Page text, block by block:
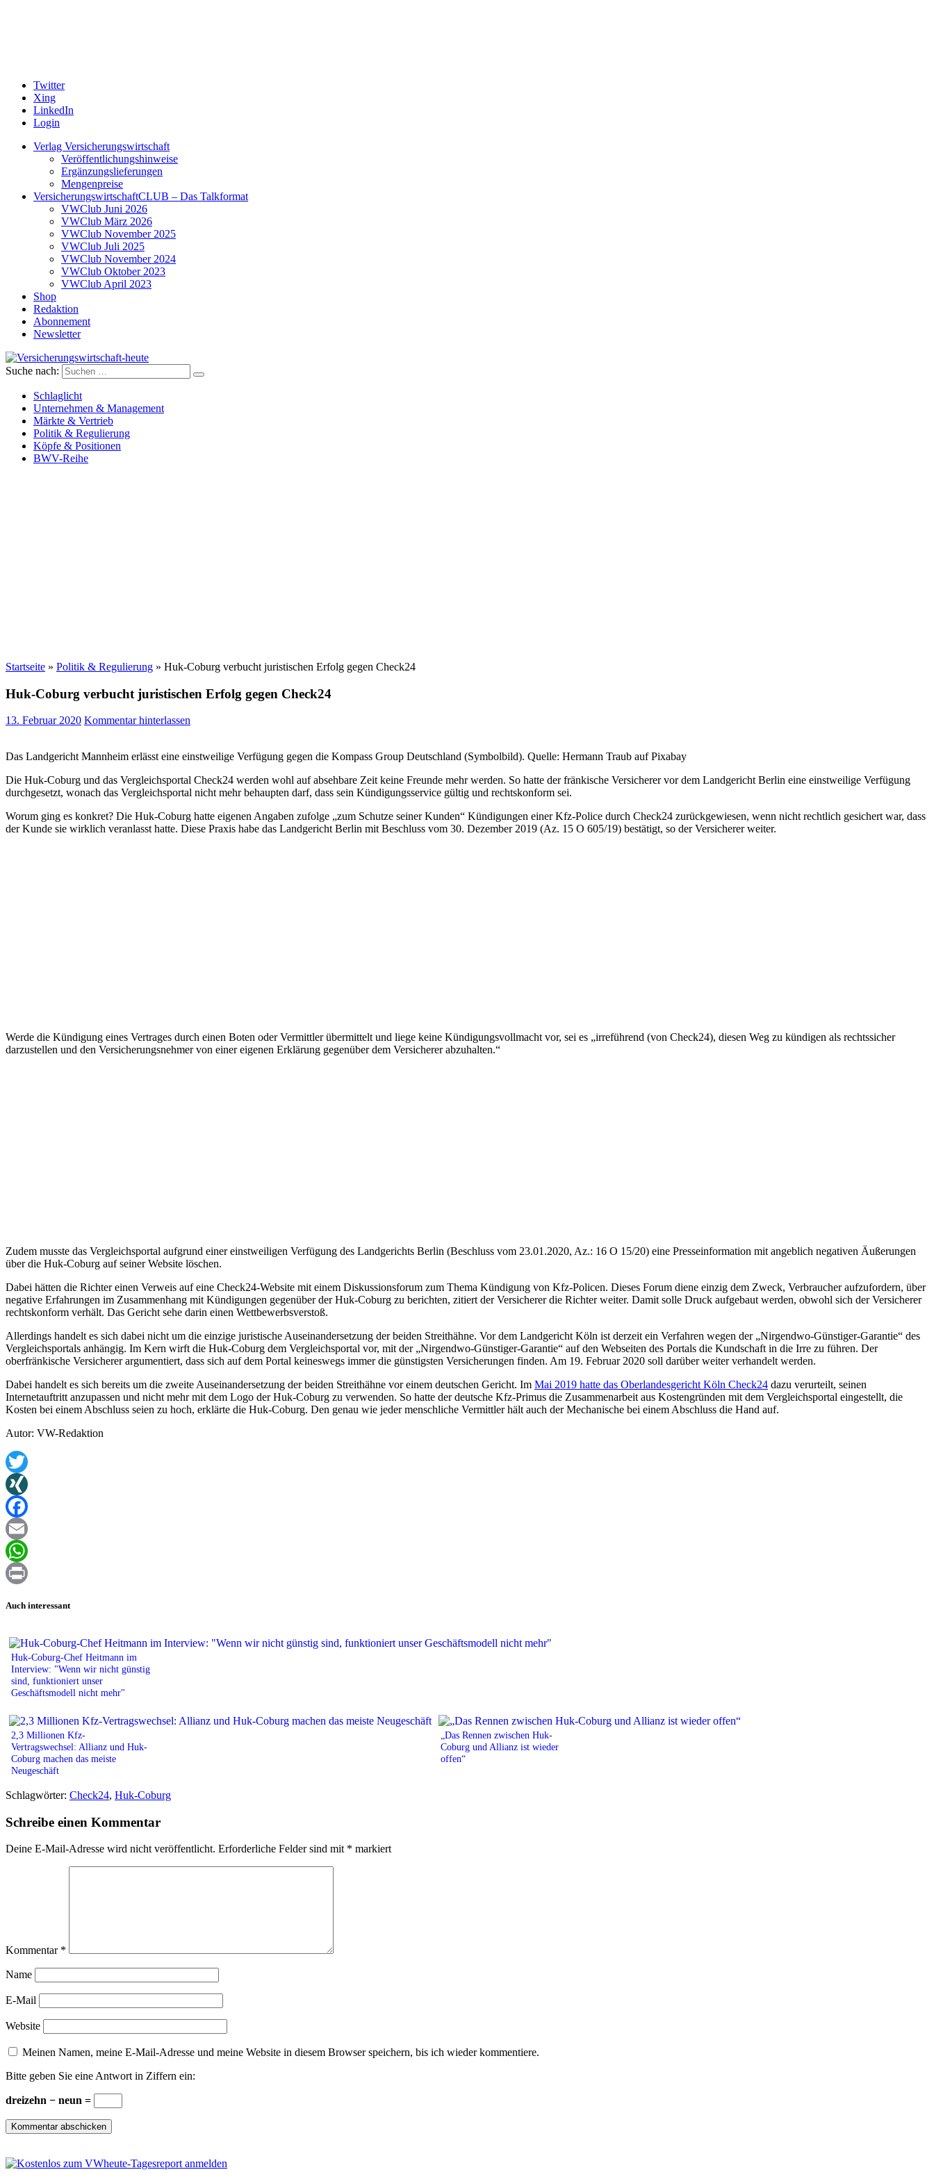
Twitter
Xing
LinkedIn
Login
Verlag Versicherungswirtschaft
Veröffentlichungshinweise
Ergänzungslieferungen
Mengenpreise
VersicherungswirtschaftCLUB – Das Talkformat
VWClub Juni 2026
VWClub März 2026
VWClub November 2025
VWClub Juli 2025
VWClub November 2024
VWClub Oktober 2023
VWClub April 2023
Shop
Redaktion
Abonnement
Newsletter
Versicherungswirtschaft-heute
Suche nach:
Schlaglicht
Unternehmen & Management
Märkte & Vertrieb
Politik & Regulierung
Köpfe & Positionen
BWV-Reihe
Startseite » Politik & Regulierung » Huk-Coburg verbucht juristischen Erfolg gegen Check24
Huk-Coburg verbucht juristischen Erfolg gegen Check24
13. Februar 2020 Kommentar hinterlassen
Das Landgericht Mannheim erlässt eine einstweilige Verfügung gegen die Kompass Group Deutschland (Symbolbild). Quelle: Hermann Traub auf Pixabay
Die Huk-Coburg und das Vergleichsportal Check24 werden wohl auf absehbare Zeit keine Freunde mehr werden. So hatte der fränkische Versicherer vor dem Landgericht Berlin eine einstweilige Verfügung
durchgesetzt, wonach das Vergleichsportal nicht mehr behaupten darf, dass sein Kündigungsservice gültig und rechtskonform sei.
Worum ging es konkret? Die Huk-Coburg hatte eigenen Angaben zufolge „zum Schutze seiner Kunden“ Kündigungen einer Kfz-Police durch Check24 zurückgewiesen, wenn nicht rechtlich gesichert war, dass
der Kunde sie wirklich veranlasst hatte. Diese Praxis habe das Landgericht Berlin mit Beschluss vom 30. Dezember 2019 (Az. 15 O 605/19) bestätigt, so der Versicherer weiter.
Werde die Kündigung eines Vertrages durch einen Boten oder Vermittler übermittelt und liege keine Kündigungsvollmacht vor, sei es „irreführend (von Check24), diesen Weg zu kündigen als rechtssicher
darzustellen und den Versicherungsnehmer von einer eigenen Erklärung gegenüber dem Versicherer abzuhalten.“
Zudem musste das Vergleichsportal aufgrund einer einstweiligen Verfügung des Landgerichts Berlin (Beschluss vom 23.01.2020, Az.: 16 O 15/20) eine Presseinformation mit angeblich negativen Äußerungen
über die Huk-Coburg auf seiner Website löschen.
Dabei hätten die Richter einen Verweis auf eine Check24-Website mit einem Diskussionsforum zum Thema Kündigung von Kfz-Policen. Dieses Forum diene einzig dem Zweck, Verbraucher aufzufordern, über
negative Erfahrungen im Zusammenhang mit Kündigungen gegenüber der Huk-Coburg zu berichten, zitiert der Versicherer die Richter weiter. Damit solle Druck aufgebaut werden, obwohl sich der Versicherer
rechtskonform verhält. Das Gericht sehe darin einen Wettbewerbsverstoß.
Allerdings handelt es sich dabei nicht um die einzige juristische Auseinandersetzung der beiden Streithähne. Vor dem Landgericht Köln ist derzeit ein Verfahren wegen der „Nirgendwo-Günstiger-Garantie“ des
Vergleichsportals anhängig. Im Kern wirft die Huk-Coburg dem Vergleichsportal vor, mit der „Nirgendwo-Günstiger-Garantie“ auf den Webseiten des Portals die Kundschaft in die Irre zu führen. Der
oberfränkische Versicherer argumentiert, dass sich auf dem Portal keineswegs immer die günstigsten Versicherungen finden. Am 19. Februar 2020 soll darüber weiter verhandelt werden.
Dabei handelt es sich bereits um die zweite Auseinandersetzung der beiden Streithähne vor einem deutschen Gericht. Im Mai 2019 hatte das Oberlandesgericht Köln Check24 dazu verurteilt, seinen
Internetauftritt anzupassen und nicht mehr mit dem Logo der Huk-Coburg zu verwenden. So hatte der deutsche Kfz-Primus die Zusammenarbeit aus Kostengründen mit dem Vergleichsportal eingestellt, die
Kosten bei einem Abschluss seien zu hoch, erklärte die Huk-Coburg. Den genau wie jeder menschliche Vermittler hält auch der Mechanische bei einem Abschluss die Hand auf.
Autor: VW-Redaktion
Twitter
XING
Facebook
Email
WhatsApp
Auch interessant
Huk-Coburg-Chef Heitmann im
Interview: "Wenn wir nicht günstig
sind, funktioniert unser
Geschäftsmodell nicht mehr"
2,3 Millionen Kfz-
Vertragswechsel: Allianz und Huk-
Coburg machen das meiste
Neugeschäft
„Das Rennen zwischen Huk-
Coburg und Allianz ist wieder
offen“
Schlagwörter: Check24, Huk-Coburg
Schreibe einen Kommentar
Deine E-Mail-Adresse wird nicht veröffentlicht. Erforderliche Felder sind mit * markiert
Kommentar *
Name
E-Mail
Website
Meinen Namen, meine E-Mail-Adresse und meine Website in diesem Browser speichern, bis ich wieder kommentiere.
Bitte geben Sie eine Antwort in Ziffern ein:
dreizehn − neun =